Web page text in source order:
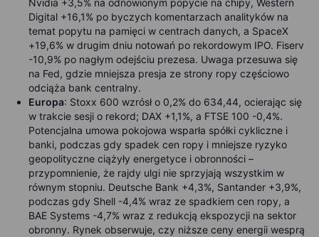
Nvidia +3,5% na odnowionym popycie na chipy, Western
Digital +16,1% po byczych komentarzach analityków na
temat popytu na pamięci w centrach danych, a SpaceX
+19,6% w drugim dniu notowań po rekordowym IPO. Fiserv
-10,9% po nagłym odejściu prezesa. Uwaga przesuwa się
na Fed, gdzie mniejsza presja ze strony ropy częściowo
odciąża bank centralny.
Europa: Stoxx 600 wzrósł o 0,2% do 634,44, ocierając się
w trakcie sesji o rekord; DAX +1,1%, a FTSE 100 -0,4%.
Potencjalna umowa pokojowa wsparła spółki cykliczne i
banki, podczas gdy spadek cen ropy i mniejsze ryzyko
geopolityczne ciążyły energetyce i obronności –
przypomnienie, że rajdy ulgi nie sprzyjają wszystkim w
równym stopniu. Deutsche Bank +4,3%, Santander +3,9%,
podczas gdy Shell -4,4% wraz ze spadkiem cen ropy, a
BAE Systems -4,7% wraz z redukcją ekspozycji na sektor
obronny. Rynek obserwuje, czy niższe ceny energii wesprą